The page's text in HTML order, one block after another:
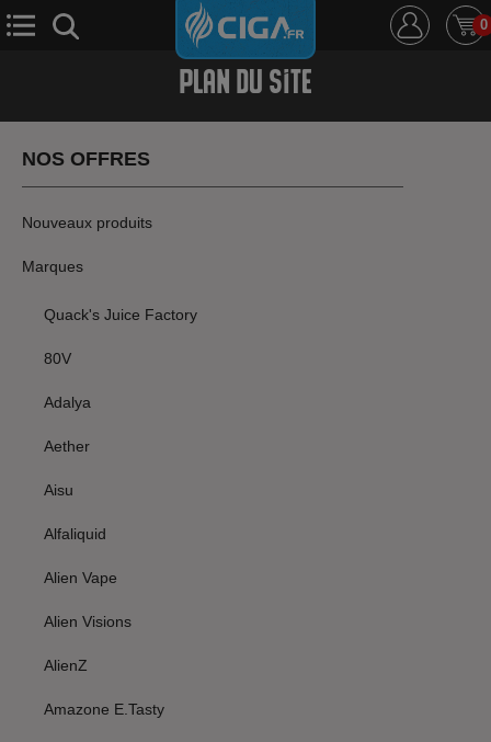
0
E-Liquide
Plan Du Site
NOS OFFRES
Nouveaux produits
Marques
Quack's Juice Factory
80V
Adalya
Aether
Aisu
Alfaliquid
Alien Vape
Alien Visions
AlienZ
Amazone E.Tasty